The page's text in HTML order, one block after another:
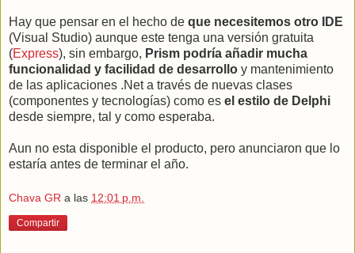
Hay que pensar en el hecho de que necesitemos otro IDE
(Visual Studio) aunque este tenga una versión gratuita
(Express), sin embargo, Prism podría añadir mucha
funcionalidad y facilidad de desarrollo y mantenimiento
de las aplicaciones .Net a través de nuevas clases
(componentes y tecnologías) como es el estilo de Delphi
desde siempre, tal y como esperaba.
Aun no esta disponible el producto, pero anunciaron que lo
estaría antes de terminar el año.
Chava GR a las 12:01 p.m.
Compartir